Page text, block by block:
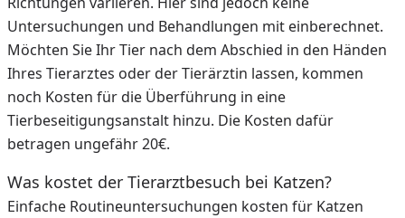
Untersuchungen und Behandlungen mit einberechnet.
Möchten Sie Ihr Tier nach dem Abschied in den Händen
Ihres Tierarztes oder der Tierärztin lassen, kommen
noch Kosten für die Überführung in eine
Tierbeseitigungsanstalt hinzu. Die Kosten dafür
betragen ungefähr 20€.
Was kostet der Tierarztbesuch bei Katzen?
Einfache Routineuntersuchungen kosten für Katzen